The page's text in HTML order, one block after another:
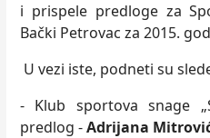
i prispele predloge za
Bački Petrovac za 2015.
U vezi iste, podneti su
- Klub sportova snage
predlog -Adrijana